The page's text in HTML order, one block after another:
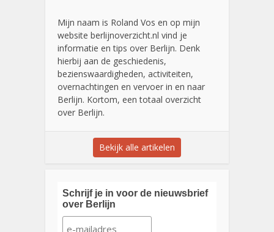
Mijn naam is Roland Vos en op mijn
website berlijnoverzicht.nl vind je
informatie en tips over Berlijn. Denk
hierbij aan de geschiedenis,
bezienswaardigheden, activiteiten,
overnachtingen en vervoer in en naar
Berlijn. Kortom, een totaal overzicht
over Berlijn.
Bekijk alle artikelen
Schrijf je in voor de nieuwsbrief
over Berlijn